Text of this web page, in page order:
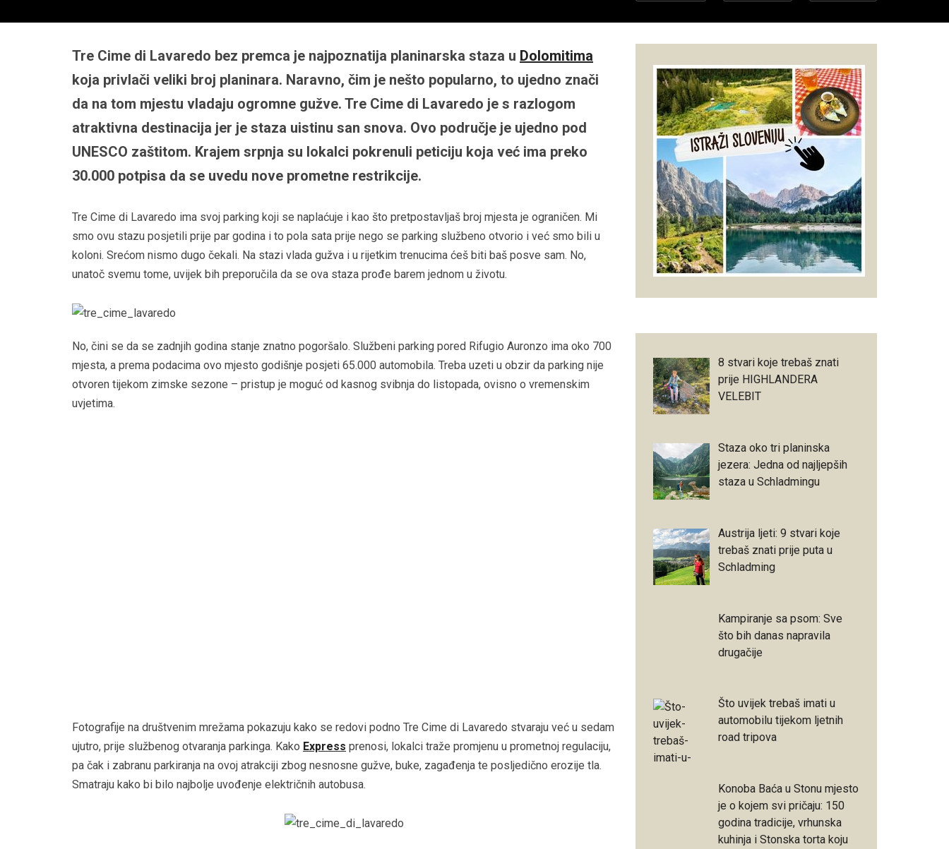
Tre Cime di Lavaredo bez premca je najpoznatija planinarska staza u Dolomitima
koja privlači veliki broj planinara. Naravno, čim je nešto popularno, to ujedno znači
da na tom mjestu vladaju ogromne gužve. Tre Cime di Lavaredo je s razlogom
atraktivna destinacija jer je staza uistinu san snova. Ovo područje je ujedno pod
UNESCO zaštitom. Krajem srpnja su lokalci pokrenuli peticiju koja već ima preko
30.000 potpisa da se uvedu nove prometne restrikcije.
Tre Cime di Lavaredo ima svoj parking koji se naplaćuje i kao što pretpostavljaš broj mjesta je ograničen. Mi
smo ovu stazu posjetili prije par godina i to pola sata prije nego se parking službeno otvorio i već smo bili u
koloni. Srećom nismo dugo čekali. Na stazi vlada gužva i u rijetkim trenucima ćeš biti baš posve sam. No,
unatoč svemu tome, uvijek bih preporučila da se ova staza prođe barem jednom u životu.
No, čini se da se zadnjih godina stanje znatno pogoršalo. Službeni parking pored Rifugio Auronzo ima oko 700
mjesta, a prema podacima ovo mjesto godišnje posjeti 65.000 automobila. Treba uzeti u obzir da parking nije
otvoren tijekom zimske sezone – pristup je moguć od kasnog svibnja do listopada, ovisno o vremenskim
uvjetima.
Fotografije na društvenim mrežama pokazuju kako se redovi podno Tre Cime di Lavaredo stvaraju već u sedam
ujutro, prije službenog otvaranja parkinga. Kako Express prenosi, lokalci traže promjenu u prometnoj regulaciju,
pa čak i zabranu parkiranja na ovoj atrakciji zbog nesnosne gužve, buke, zagađenja te posljedično erozije tla.
Smatraju kako bi bilo najbolje uvođenje električnih autobusa.
8 stvari koje trebaš znati
prije HIGHLANDERA
VELEBIT
Staza oko tri planinska
jezera: Jedna od najljepših
staza u Schladmingu
Austrija ljeti: 9 stvari koje
trebaš znati prije puta u
Schladming
Kampiranje sa psom: Sve
što bih danas napravila
drugačije
Što uvijek trebaš imati u
automobilu tijekom ljetnih
road tripova
Konoba Baća u Stonu mjesto
je o kojem svi pričaju: 150
godina tradicije, vrhunska
kuhinja i Stonska torta koju